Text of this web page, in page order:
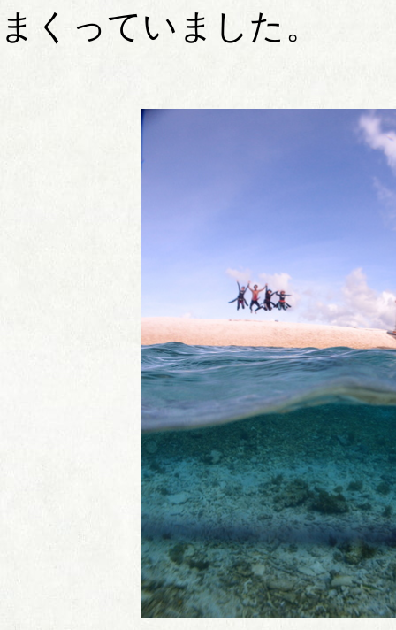
まくっていました。